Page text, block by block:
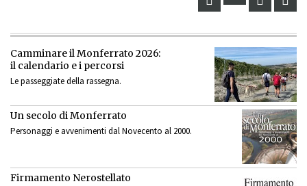
Camminare il Monferrato 2026:
il calendario e i percorsi
Le passeggiate della rassegna.
Un secolo di Monferrato
Personaggi e avvenimenti dal Novecento al 2000.
Firmamento Nerostellato